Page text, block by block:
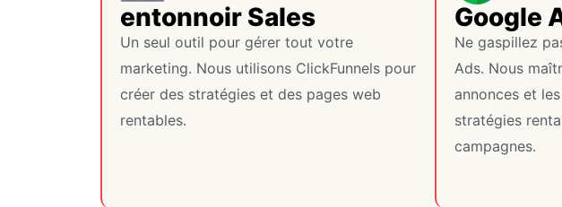
entonnoir Sales
Un seul outil pour gérer tout votre
marketing. Nous utilisons ClickFunnels pour
créer des stratégies et des pages web
rentables.
Google
Ne gaspillez
Ads. Nous
annonces et
stratégies
campagnes.